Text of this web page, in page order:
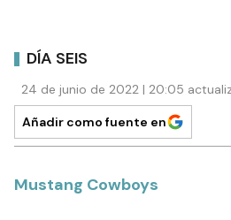
DÍA SEIS
24 de junio de 2022 | 20:05
Añadir como fuente en
Mustang Cowboys